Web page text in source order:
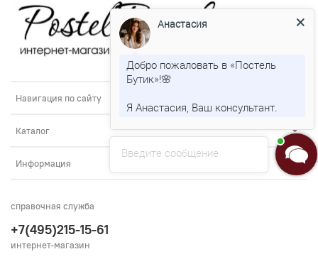
Навигация по сайту
Каталог
Информация
справочная служба
+7(495)215-15-61
интернет-магазин
Введите сообщение
Анастасия
Добро пожаловать в «Постель
Бутик»!🌸
Я Анастасия, Ваш консультант.